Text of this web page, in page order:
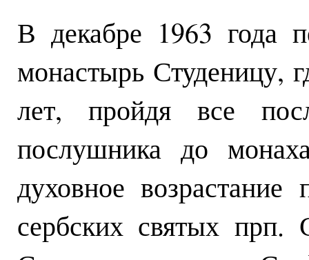
В декабре 1963 года
монастырь Студеницу,
лет, пройдя все
послушника до
духовное
сербских святых прп.